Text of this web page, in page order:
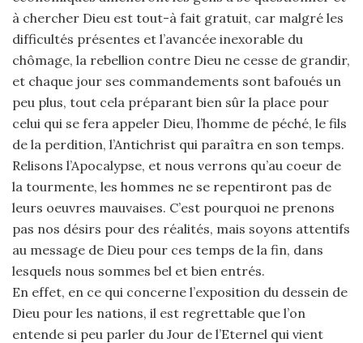
à chercher Dieu est tout-à fait gratuit, car malgré les
difficultés présentes et l’avancée inexorable du
chômage, la rebellion contre Dieu ne cesse de grandir,
et chaque jour ses commandements sont bafoués un
peu plus, tout cela préparant bien sûr la place pour
celui qui se fera appeler Dieu, l’homme de péché, le fils
de la perdition, l’Antichrist qui paraîtra en son temps.
Relisons l’Apocalypse, et nous verrons qu’au coeur de
la tourmente, les hommes ne se repentiront pas de
leurs oeuvres mauvaises. C’est pourquoi ne prenons
pas nos désirs pour des réalités, mais soyons attentifs
au message de Dieu pour ces temps de la fin, dans
lesquels nous sommes bel et bien entrés.
En effet, en ce qui concerne l’exposition du dessein de
Dieu pour les nations, il est regrettable que l’on
entende si peu parler du Jour de l’Eternel qui vient